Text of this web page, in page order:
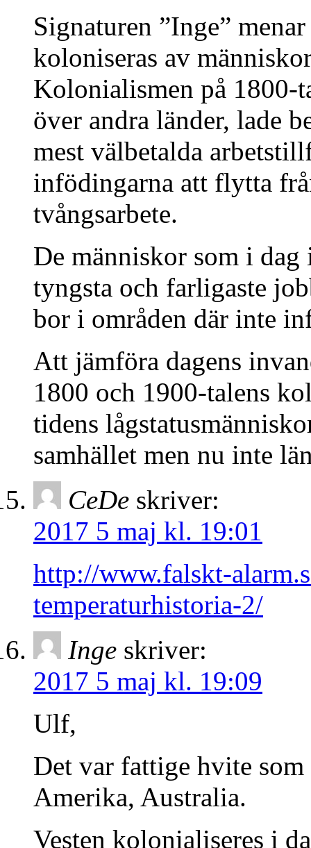
Signaturen ”Inge”
koloniseras av
Kolonialismen på 1800-
över andra länder, lade
mest välbetalda
infödingarna att flytta
tvångsarbete.
De människor som i
tyngsta och farligaste
bor i områden där inte
Att jämföra dagens
1800 och 1900-talens
tidens
samhället men nu inte
CeDe skriver:
2017 5 maj kl. 19:01
http://www.falskt-
temperaturhistoria-2/
Inge skriver:
2017 5 maj kl. 19:09
Ulf,
Det var fattige hvite
Amerika, Australia.
Vesten kolonialiseres i